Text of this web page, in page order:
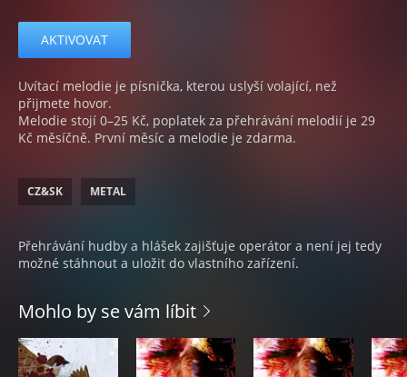
AKTIVOVAT
Uvítací melodie je písnička, kterou uslyší volající, než
přijmete hovor.
Melodie stojí 0–25 Kč, poplatek za přehrávání melodií je 29
Kč měsíčně. První měsíc a melodie je zdarma.
CZ&SK METAL
Přehrávání hudby a hlášek zajišťuje operátor a není jej tedy
možné stáhnout a uložit do vlastního zařízení.
Mohlo by se vám líbit